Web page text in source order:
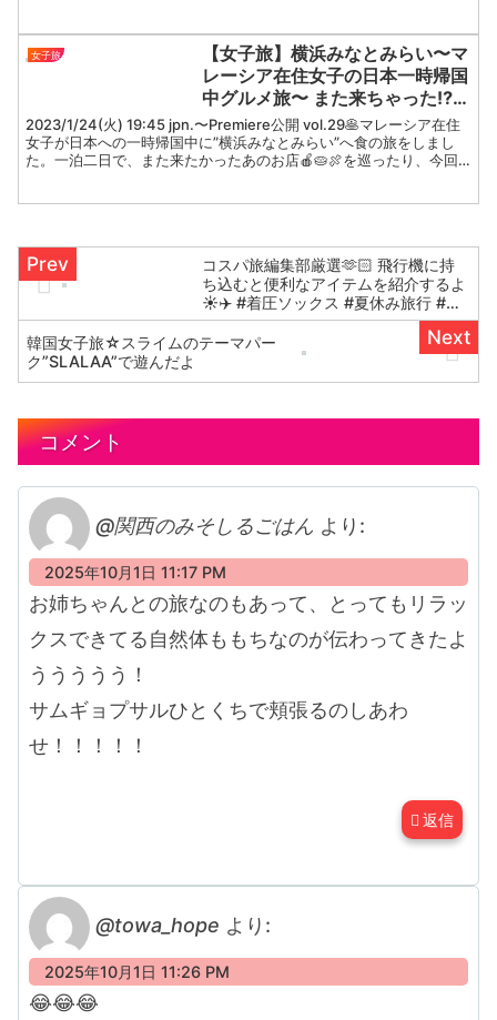
対応いたします問題または問題になるお
それのあるコメント、ある...
女子旅
【女子旅】横浜みなとみらい〜マ
レーシア在住女子の日本一時帰国
中グルメ旅〜 また来ちゃった⁉︎
Yokohama Minatomirai
Gourmet Trip #一時帰国中 #横
浜グルメ #食の旅
2023/1/24(火) 19:45 jpn.〜Premiere公開 vol.29🥞マレーシア在住
女子が日本への一時帰国中に”横浜みなとみらい”へ食の旅をしまし
た。一泊二日で、また来たかったあのお店🍎🥧🍖を巡ったり、今回
コスパ旅編集部厳選🫶🏻 飛行機に持
ち込むと便利なアイテムを紹介するよ
☀️✈️ #着圧ソックス #夏休み旅行 #旅
行アイテム #海外旅行 #国内旅行 #コ
スパ旅行 #女子旅
韓国女子旅☆スライムのテーマパー
ク”SLALAA”で遊んだよ
コメント
@関西のみそしるごはん より:
2025年10月1日 11:17 PM
お姉ちゃんとの旅なのもあって、とってもリラッ
クスできてる自然体ももちなのが伝わってきたよ
ううううう！
サムギョプサルひとくちで頬張るのしあわ
せ！！！！！
返信
@towa_hope より:
2025年10月1日 11:26 PM
😂😂😂